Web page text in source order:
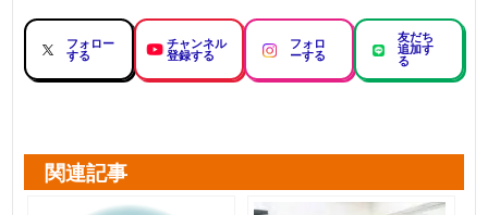
フォロー
する
チャンネル
登録する
フォロ
ーする
友だち
追加す
る
関連記事